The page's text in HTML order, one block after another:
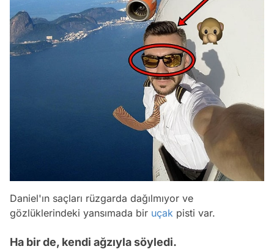
Daniel'ın saçları rüzgarda dağılmıyor ve
gözlüklerindeki yansımada bir uçak pisti var.
Ha bir de, kendi ağzıyla söyledi.